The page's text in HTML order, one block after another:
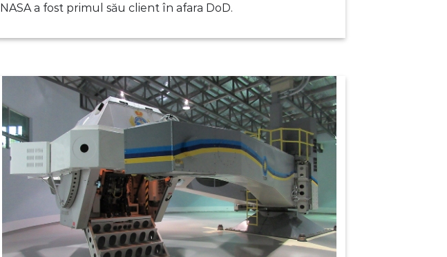
NASA a fost primul său client în afara DoD.